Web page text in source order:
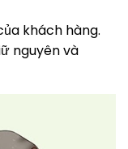
khách hàng.
nguyên và